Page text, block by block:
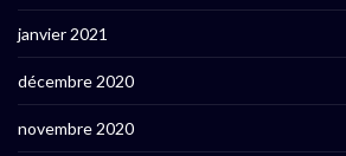
janvier 2021
décembre 2020
novembre 2020